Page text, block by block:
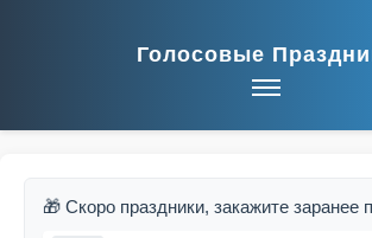
Голосовые
🎁 Скоро праздники, закажите заранее